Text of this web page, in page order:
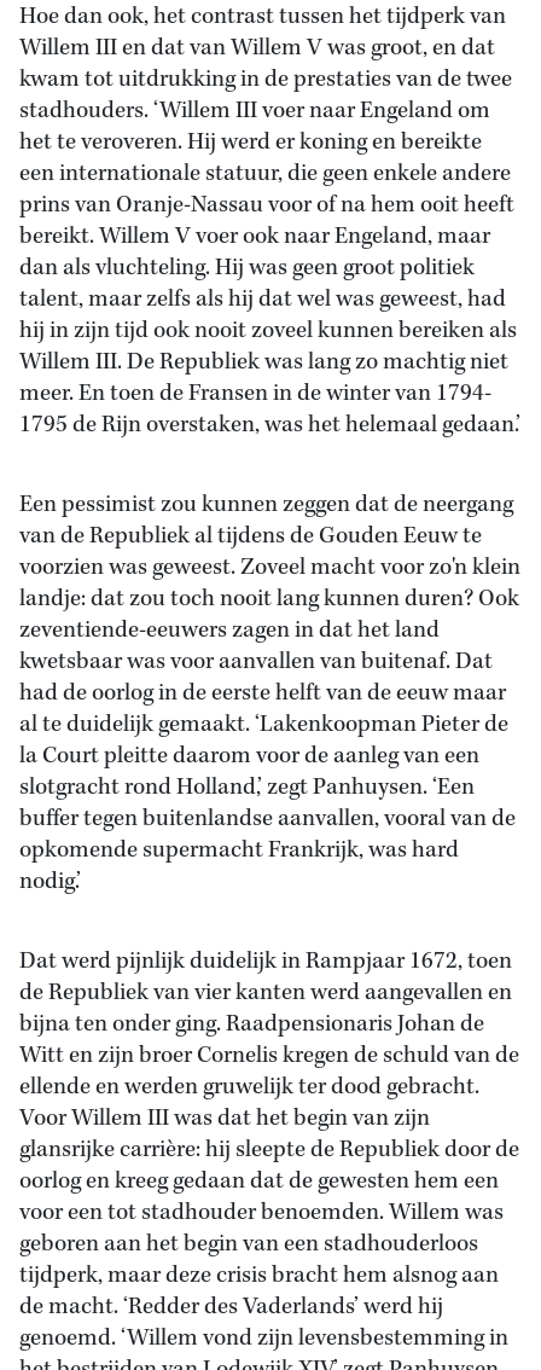
Hoe dan ook, het contrast tussen het tijdperk van
Willem III en dat van Willem V was groot, en dat
kwam tot uitdrukking in de prestaties van de twee
stadhouders. ‘Willem III voer naar Engeland om
het te veroveren. Hij werd er koning en bereikte
een internationale statuur, die geen enkele andere
prins van Oranje-Nassau voor of na hem ooit heeft
bereikt. Willem V voer ook naar Engeland, maar
dan als vluchteling. Hij was geen groot politiek
talent, maar zelfs als hij dat wel was geweest, had
hij in zijn tijd ook nooit zoveel kunnen bereiken als
Willem III. De Republiek was lang zo machtig niet
meer. En toen de Fransen in de winter van 1794-
1795 de Rijn overstaken, was het helemaal gedaan.’
Een pessimist zou kunnen zeggen dat de neergang
van de Republiek al tijdens de Gouden Eeuw te
voorzien was geweest. Zoveel macht voor zo'n klein
landje: dat zou toch nooit lang kunnen duren? Ook
zeventiende-eeuwers zagen in dat het land
kwetsbaar was voor aanvallen van buitenaf. Dat
had de oorlog in de eerste helft van de eeuw maar
al te duidelijk gemaakt. ‘Lakenkoopman Pieter de
la Court pleitte daarom voor de aanleg van een
slotgracht rond Holland,’ zegt Panhuysen. ‘Een
buffer tegen buitenlandse aanvallen, vooral van de
opkomende supermacht Frankrijk, was hard
nodig.’
Dat werd pijnlijk duidelijk in Rampjaar 1672, toen
de Republiek van vier kanten werd aangevallen en
bijna ten onder ging. Raadpensionaris Johan de
Witt en zijn broer Cornelis kregen de schuld van de
ellende en werden gruwelijk ter dood gebracht.
Voor Willem III was dat het begin van zijn
glansrijke carrière: hij sleepte de Republiek door de
oorlog en kreeg gedaan dat de gewesten hem een
voor een tot stadhouder benoemden. Willem was
geboren aan het begin van een stadhouderloos
tijdperk, maar deze crisis bracht hem alsnog aan
de macht. ‘Redder des Vaderlands’ werd hij
genoemd. ‘Willem vond zijn levensbestemming in